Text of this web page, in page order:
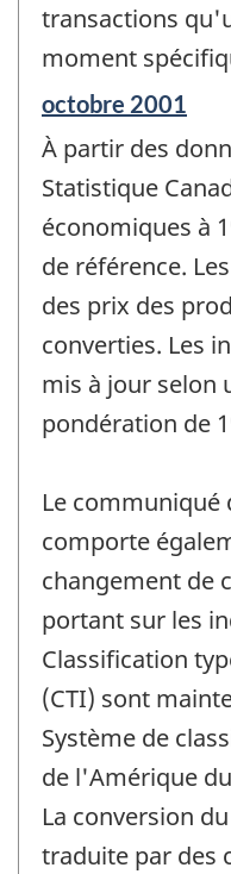
transactions
moment
Période
de
référence
de
changement
-
octobre 2001
À partir des
Statistique
économiques à
de référence.
des prix des
converties. Les
mis à jour selon
pondération de
Le
comporte
changement de
portant sur les
Classification
(CTI) sont
Système de
de l'Amérique
La conversion
traduite par des